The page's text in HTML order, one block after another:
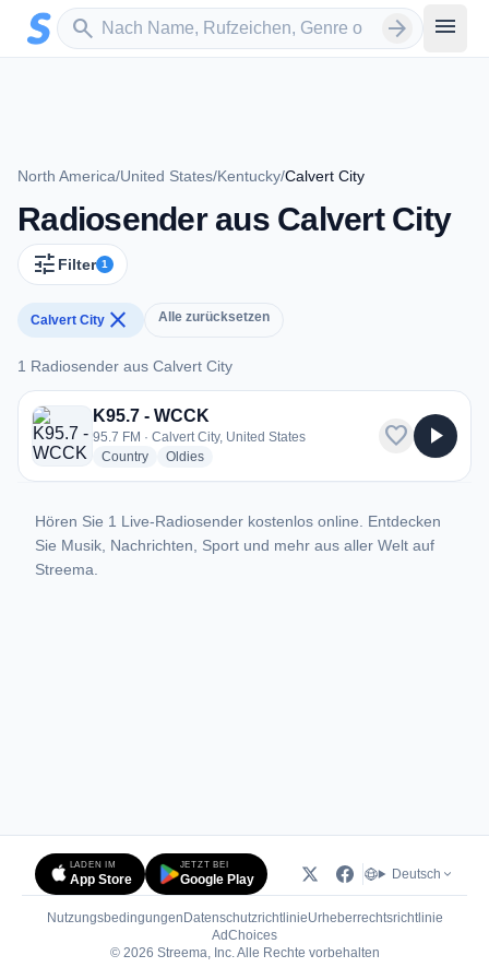
Zum Hauptinhalt springen
search
Sender suchen arrow_forward menu
North America/United States/Kentucky/Calvert City
Radiosender aus Calvert City
tune Filter 1
Calvert City close Alle zurücksetzen
1 Radiosender aus Calvert City
1 Radiosender aus Calvert City
K95.7 - WCCK
95.7 FM · Calvert City, United States
Countryradio stations
Oldiesradio stations
favorite play_arrow
Hören Sie 1 Live-Radiosender kostenlos online. Entdecken
Sie Musik, Nachrichten, Sport und mehr aus aller Welt auf
Streema.
LADEN IM
App Store
JETZT BEI
Google Play Deutsch
Nutzungsbedingungen DatenschutzrichtlinieUrheberrechtsrichtlinie
AdChoices(öffnet in neuem Tab)
© 2026 Streema, Inc. Alle Rechte vorbehalten